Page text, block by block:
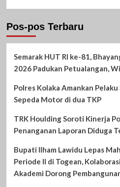
Pos-pos Terbaru
Semarak HUT RI ke-81,
2026 Padukan Petualangan,
Polres Kolaka Amankan
Sepeda Motor di dua TKP
TRK Houlding Soroti Kinerja
Penanganan Laporan Diduga
Bupati Ilham Lawidu Lepas
Periode II di Togean,
Akademi Dorong